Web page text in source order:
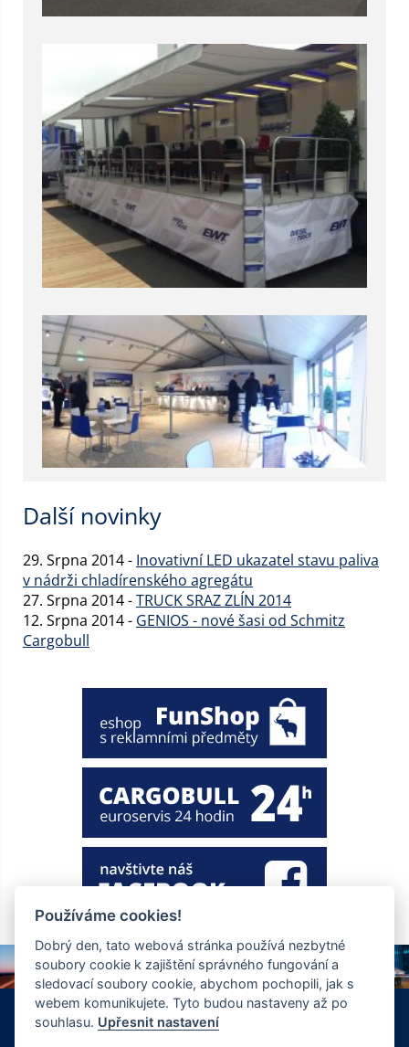
Další novinky
29. Srpna 2014 - Inovativní LED ukazatel stavu paliva
v nádrži chladírenského agregátu
27. Srpna 2014 -TRUCK SRAZ ZLÍN 2014
12. Srpna 2014 - GENIOS - nové šasi od Schmitz
Cargobull
+420 326 901 186
info@ewt.cz
Používáme cookies!
Dobrý den, tato webová stránka používá nezbytné
soubory cookie k zajištění správného fungování a
sledovací soubory cookie, abychom pochopili, jak s
webem komunikujete. Tyto budou nastaveny až po
souhlasu. Upřesnit nastavení